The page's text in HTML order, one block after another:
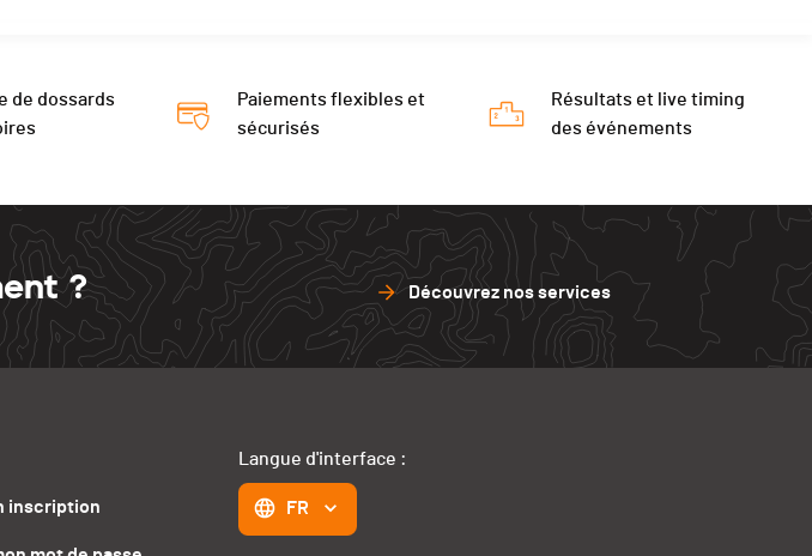
de dossards
Paiements flexibles et
sécurisés
Résultats et live timing
des événements
? Découvrez nos services
inscription
Langue d'interface :
FR